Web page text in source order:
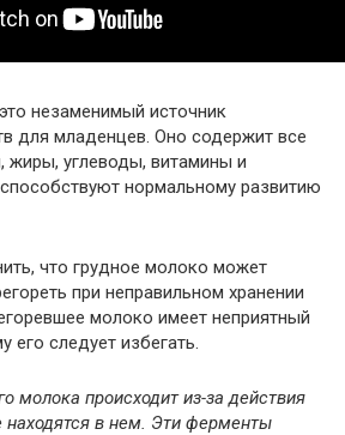
незаменимый источник
для младенцев. Оно содержит все
жиры, углеводы, витамины и
нормальному развитию
что грудное молоко может
при неправильном хранении
молоко имеет неприятный
его следует избегать.
молока происходит из-за действия
в нем. Эти ферменты